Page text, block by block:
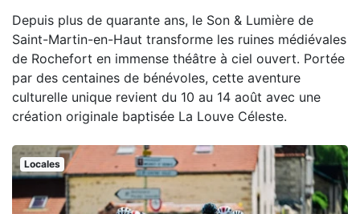
Depuis plus de quarante ans, le Son & Lumière de
Saint-Martin-en-Haut transforme les ruines médiévales
de Rochefort en immense théâtre à ciel ouvert. Portée
par des centaines de bénévoles, cette aventure
culturelle unique revient du 10 au 14 août avec une
création originale baptisée La Louve Céleste.
Locales